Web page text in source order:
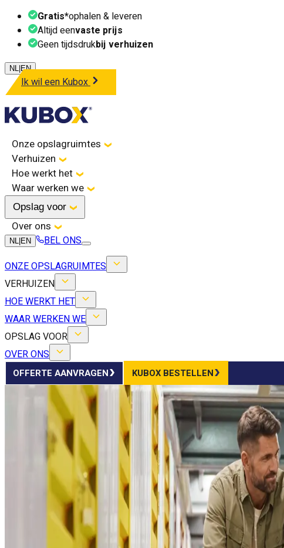
Gratis*ophalen & leveren
Altijd eenvaste prijs
Geen tijdsdrukbij verhuizen
NL EN
Ik wil een Kubox
Onze opslagruimtes
Verhuizen
Hoe werkt het
Waar werken we
Opslag voor
Over ons
NL EN
BEL ONS
ONZE OPSLAGRUIMTES
VERHUIZEN
HOE WERKT HET
WAAR WERKEN WE
OPSLAG VOOR
OVER ONS
OFFERTE AANVRAGEN KUBOX BESTELLEN